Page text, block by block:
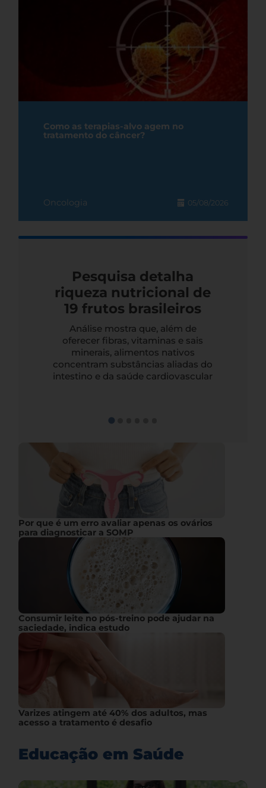
Como as terapias-alvo agem no
tratamento do câncer?
Oncologia 05/08/2026
Pesquisa detalha
riqueza nutricional de
19 frutos brasileiros
Análise mostra que, além de
oferecer fibras, vitaminas e sais
minerais, alimentos nativos
concentram substâncias aliadas do
intestino e da saúde cardiovascular
Por que é um erro avaliar apenas os ovários
para diagnosticar a SOMP
Consumir leite no pós-treino pode ajudar na
saciedade, indica estudo
Varizes atingem até 40% dos adultos, mas
acesso a tratamento é desafio
Educação em Saúde